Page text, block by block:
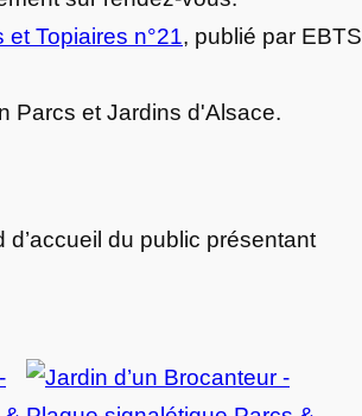
et Topiaires n°21, publié par EBTS
Parcs et Jardins d'Alsace.
d’accueil du public présentant